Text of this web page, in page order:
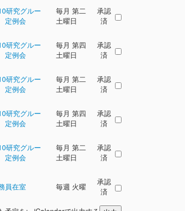
研究グルー
定例会
毎月 第二
土曜日
承認
済
研究グルー
定例会
毎月 第四
土曜日
承認
済
研究グルー
定例会
毎月 第二
土曜日
承認
済
研究グルー
定例会
毎月 第四
土曜日
承認
済
研究グルー
定例会
毎月 第二
土曜日
承認
済
員在室 毎週 火曜
承認
済